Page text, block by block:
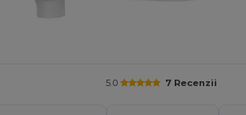
5.0 7 Recenzii